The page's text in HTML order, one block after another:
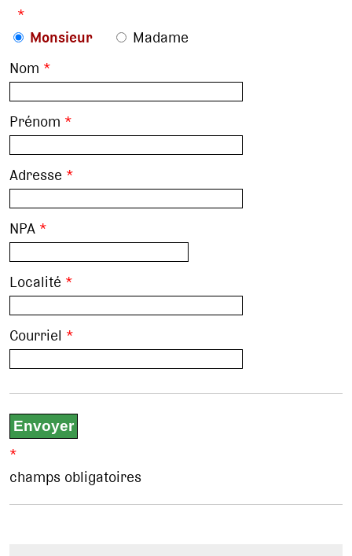
*
Monsieur
Madame
Nom *
Prénom *
Adresse *
NPA *
Localité *
Courriel *
*
champs obligatoires